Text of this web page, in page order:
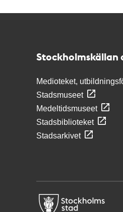
Stockholmskällan
Medioteket,
Stadsmuseet
Medeltidsmuseet
Stadsbiblioteket
Stadsarkivet